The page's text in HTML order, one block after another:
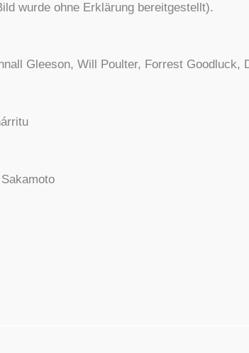
wur­de ohne Erklä­rung bereit­ge­stellt).
Glee­son, Will Poul­ter, For­rest Good­luck,